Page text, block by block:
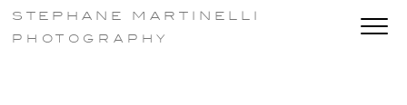
STEPHANE MARTINELLI
PHOTOGRAPHY